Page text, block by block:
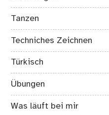
Tanzen
Techniches Zeichnen
Türkisch
Übungen
Was läuft bei mir